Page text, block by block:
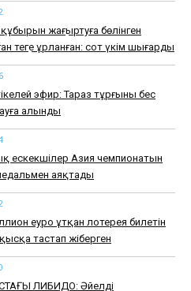
жаңғыртуға бөлінген
теңге ұрланған: сот үкім шығарды
эфир: Тараз тұрғыны бес
алынды
ескекшілер Азия чемпионатын
аяқтады
еуро ұтқан лотерея билетін
тастап жіберген
ЛИБИДО: Әйелдің